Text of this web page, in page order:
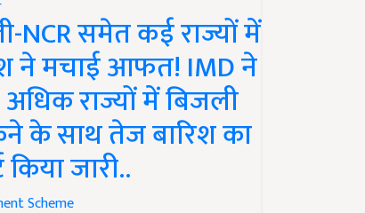
NCR समेत कई राज्यों में
ने मचाई आफत! IMD ने
राज्यों में बिजली
के साथ तेज बारिश का
जारी..
Scheme